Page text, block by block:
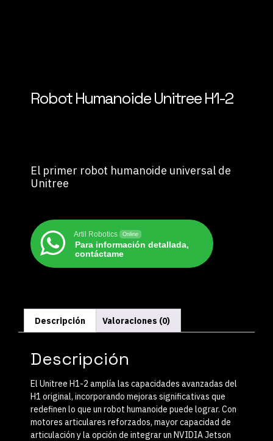
Robot Humanoide Unitree H1-2
El primer robot humanoide universal de
Unitree
Artil Robotics Online
Para información detallada,
contáctame
Descripción Valoraciones (0)
Descripción
El Unitree H1-2 amplía las capacidades avanzadas del
H1 original, incorporando mejoras significativas que
redefinen lo que un robot humanoide puede lograr. Con
motores articulares reforzados, mayor capacidad de
articulación y la opción de integrar un NVIDIA Jetson